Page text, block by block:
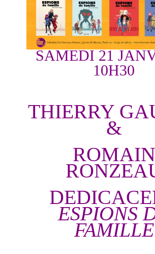
SAMEDI 21
10H30
THIERRY
&
ROMAIN
ESPIONS
FAMILLE